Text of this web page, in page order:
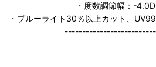
・度数調節幅：-
・ブルーライト30％以上カット、